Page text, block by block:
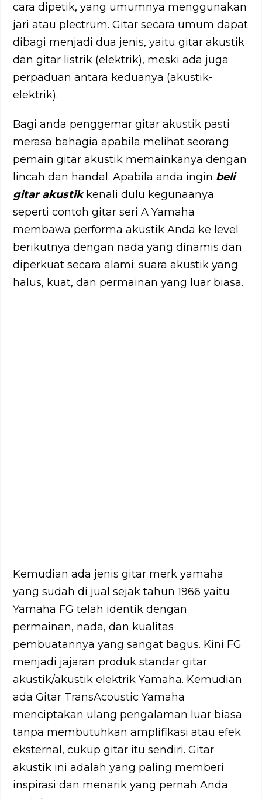
cara dipetik, yang umumnya menggunakan
jari atau plectrum. Gitar secara umum dapat
dibagi menjadi dua jenis, yaitu gitar akustik
dan gitar listrik (elektrik), meski ada juga
perpaduan antara keduanya (akustik-
elektrik).
Bagi anda penggemar gitar akustik pasti
merasa bahagia apabila melihat seorang
pemain gitar akustik memainkanya dengan
lincah dan handal. Apabila anda ingin beli
gitar akustikkenali dulu kegunaanya
seperti contoh gitar seri A Yamaha
membawa performa akustik Anda ke level
berikutnya dengan nada yang dinamis dan
diperkuat secara alami; suara akustik yang
halus, kuat, dan permainan yang luar biasa.
Kemudian ada jenis gitar merk yamaha
yang sudah di jual sejak tahun 1966 yaitu
Yamaha FG telah identik dengan
permainan, nada, dan kualitas
pembuatannya yang sangat bagus. Kini FG
menjadi jajaran produk standar gitar
akustik/akustik elektrik Yamaha. Kemudian
ada Gitar TransAcoustic Yamaha
menciptakan ulang pengalaman luar biasa
tanpa membutuhkan amplifikasi atau efek
eksternal, cukup gitar itu sendiri. Gitar
akustik ini adalah yang paling memberi
inspirasi dan menarik yang pernah Anda